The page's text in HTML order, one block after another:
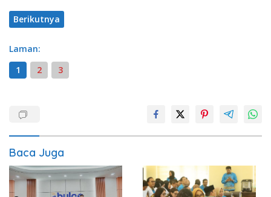
Berikutnya
Laman:
1
2 3
Baca Juga